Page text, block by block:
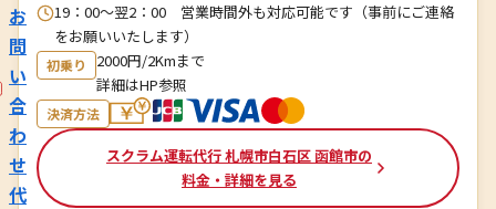
お
問
い
合
わ
せ
代
19：00～翌2：00 営業時間外も対応可能です（事前にご連絡
をお願いいたします）
初乗り
2000円/2Kmまで
詳細はHP参照
決済方法
スクラム運転代行 札幌市白石区 函館市の
料金・詳細を見る